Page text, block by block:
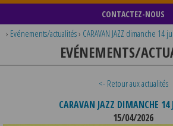
CONTACTEZ-NOUS
› Evénements/actualités› CARAVAN JAZZ dimanche 14
EVÉNEMENTS/
<- Retour aux actualités
CARAVAN JAZZ DIMANCHE 14
15/04/2026